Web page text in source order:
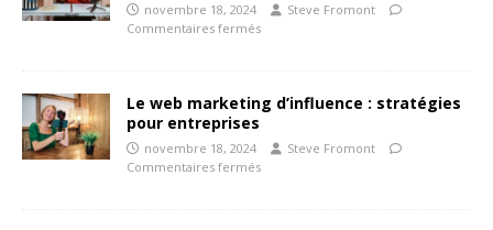
novembre 18, 2024
Steve Fromont
Commentaires fermés
Le web marketing d’influence : stratégies
pour entreprises
novembre 18, 2024
Steve Fromont
Commentaires fermés